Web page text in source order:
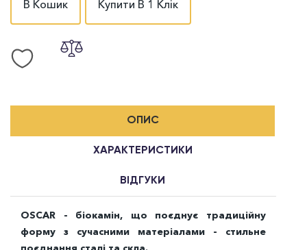
В Кошик Купити В 1 Клік
ОПИС
ХАРАКТЕРИСТИКИ
ВІДГУКИ
OSCAR - біокамін, що поєднує традиційну
форму з сучасними матеріалами - стильне